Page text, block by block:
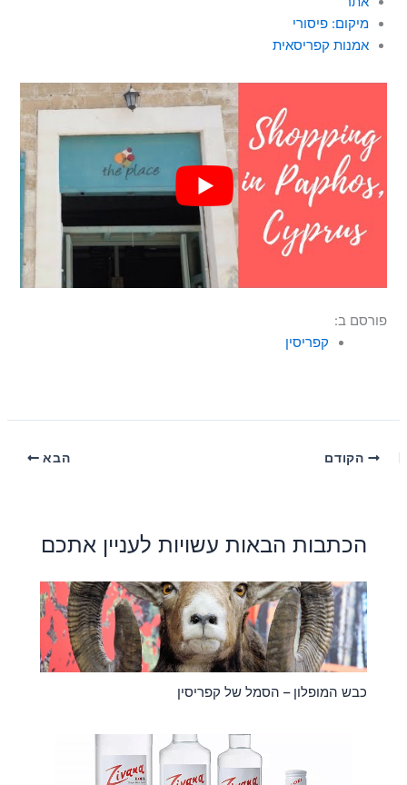
מיקום: פיסורי
אמנות קפריסאית
פורסם ב:
קפריסין
הקודם הבא
הכתבות הבאות עשויות לעניין אתכם
כבש המופלון – הסמל של קפריסין